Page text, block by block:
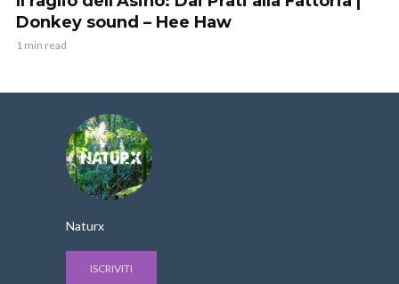
Donkey sound – Hee Haw
1 min read
Naturx
ISCRIVITI